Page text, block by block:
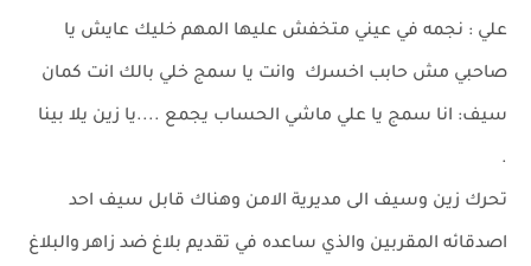
علي : نجمه في عيني متخفش عليها المهم خليك عايش يا
صاحبي مش حابب اخسرك وانت يا سمج خلي بالك انت كمان
سيف: انا سمج يا علي ماشي الحساب يجمع ....يا زين يلا بينا
.
تحرك زين وسيف الى مديرية الامن وهناك قابل سيف احد
اصدقائه المقربين والذي ساعده في تقديم بلاغ ضد زاهر والبلاغ